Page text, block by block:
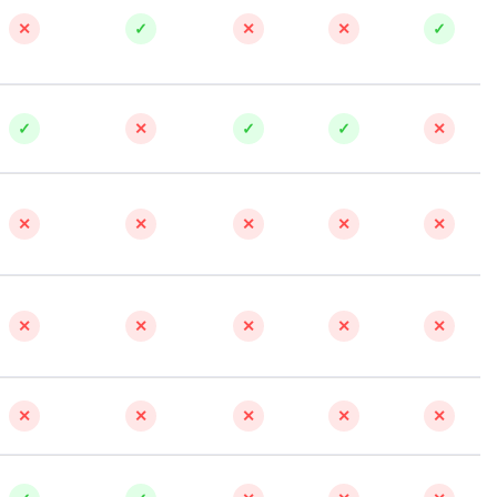
✕ ✓ ✕ ✕ ✓
✓ ✕ ✓ ✓ ✕
✕ ✕ ✕ ✕ ✕
✕ ✕ ✕ ✕ ✕
✕ ✕ ✕ ✕ ✕
Qt Creator
XML
Yandex Cloud